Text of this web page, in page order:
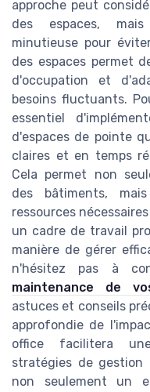
approche peut
des espaces,
minutieuse pour
des espaces permet
d'occupation et
besoins fluctuants.
essentiel
d'espaces de pointe
claires et en temps
Cela permet non
des bâtiments,
ressources
un cadre de travail
manière de gérer
n'hésitez pas à
maintenance de
astuces et conseils
approfondie de
office facilitera
stratégies de gestion
non seulement un